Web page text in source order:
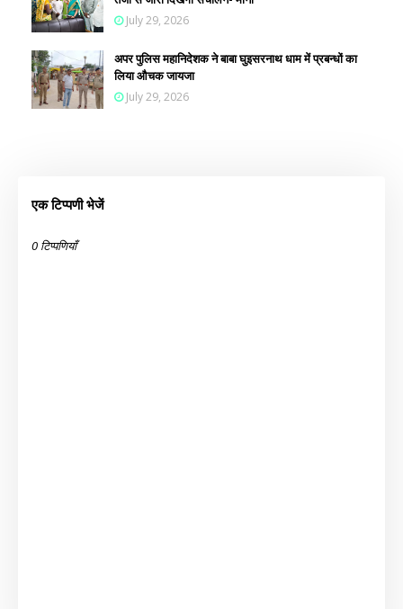
July 29, 2026
अपर पुलिस महानिदेशक ने बाबा घुइसरनाथ धाम में प्रबन्धों का
लिया औचक जायजा
July 29, 2026
एक टिप्पणी भेजें
0 टिप्पणियाँ